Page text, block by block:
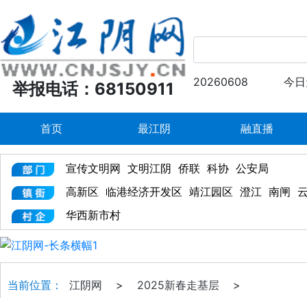
举报电话：68150911 20260608 今
首页 最江阴 融直播
宣传文明网 文明江阴 侨联 科协 公安局
高新区 临港经济开发区 靖江园区 澄江 南闸
华西新市村
当前位置： 江阴网 > 2025新春走基层 >